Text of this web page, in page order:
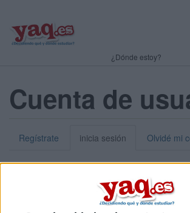
¿Dónde estoy?
Cuenta de
Regístrate inicia sesión Olvidé mi
Puedes iniciar sesión introduciendo tu nombre